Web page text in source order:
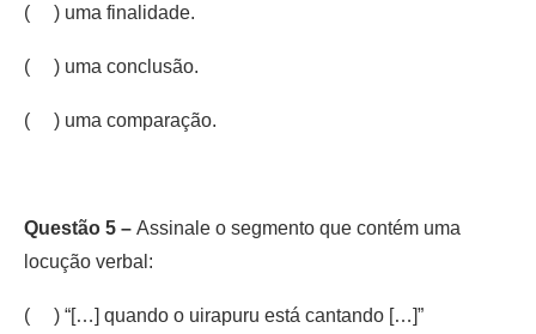
( ) uma finalidade.
( ) uma conclusão.
( ) uma comparação.
Questão 5 – Assinale o segmento que contém uma
locução verbal:
( ) “[…] quando o uirapuru está cantando […]”